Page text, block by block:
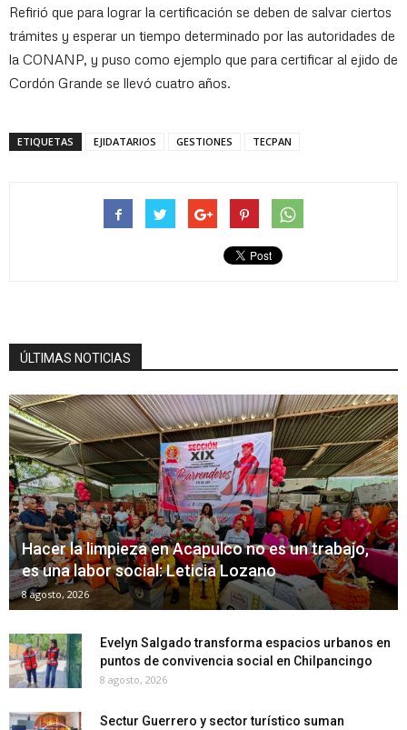
Refirió que para lograr la certificación se deben de salvar ciertos
trámites y esperar un tiempo determinado por las autoridades de
la CONANP, y puso como ejemplo que para certificar al ejido de
Cordón Grande se llevó cuatro años.
ETIQUETAS EJIDATARIOS GESTIONES TECPAN
ÚLTIMAS NOTICIAS
Hacer la limpieza en Acapulco no es un trabajo,
es una labor social: Leticia Lozano
8 agosto, 2026
Evelyn Salgado transforma espacios urbanos en
puntos de convivencia social en Chilpancingo
8 agosto, 2026
Sectur Guerrero y sector turístico suman